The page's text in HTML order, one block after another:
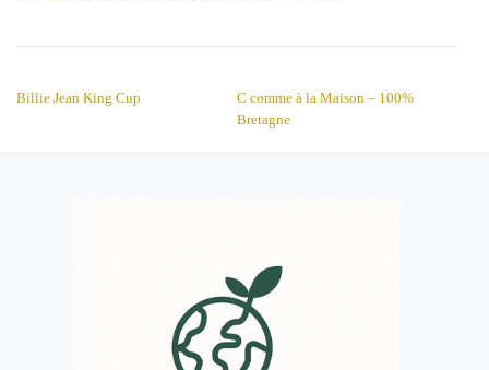
Billie Jean King Cup
C comme à la Maison – 100%
Bretagne